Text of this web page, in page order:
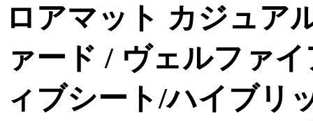
ロアマット カジュア
ァード / ヴェルファ
ィブシート/ハイブリ